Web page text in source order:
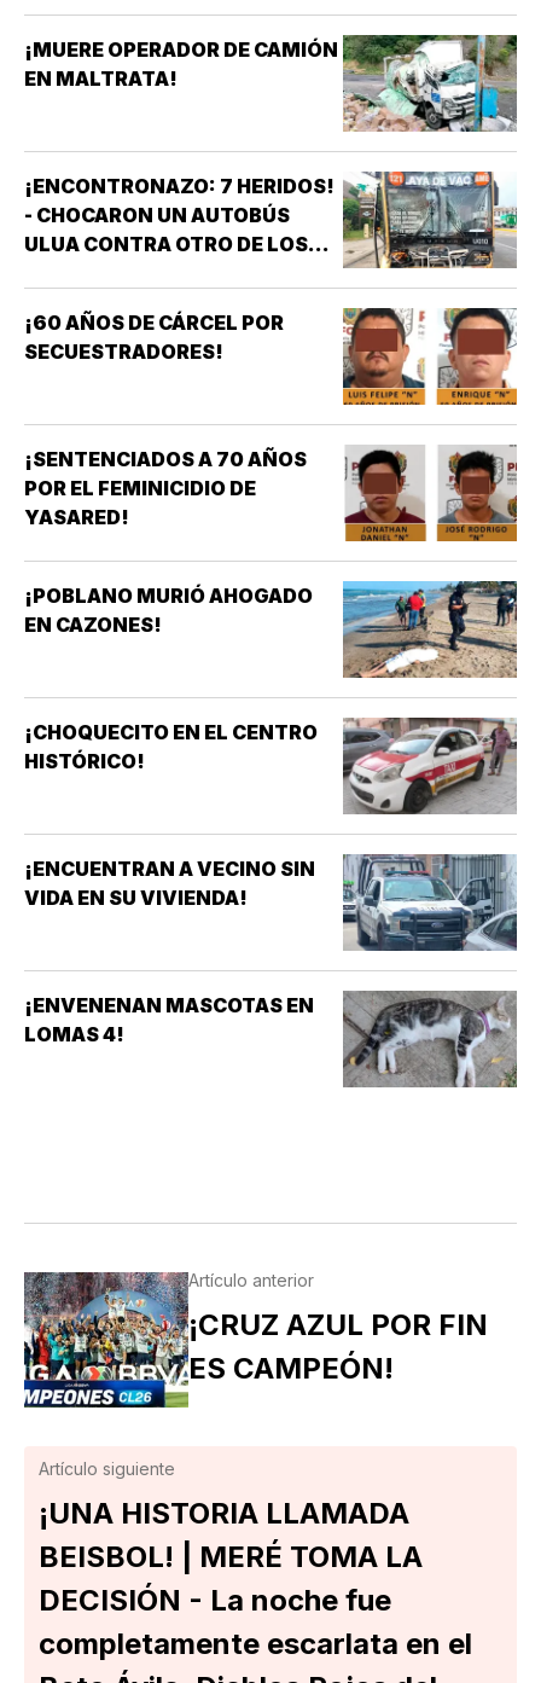
¡MUERE OPERADOR DE CAMIÓN
EN MALTRATA!
¡ENCONTRONAZO: 7 HERIDOS!
- CHOCARON UN AUTOBÚS
ULUA CONTRA OTRO DE LOS
¡60 AÑOS DE CÁRCEL POR
SECUESTRADORES!
¡SENTENCIADOS A 70 AÑOS
POR EL FEMINICIDIO DE
YASARED!
¡POBLANO MURIÓ AHOGADO
EN CAZONES!
¡CHOQUECITO EN EL CENTRO
HISTÓRICO!
¡ENCUENTRAN A VECINO SIN
VIDA EN SU VIVIENDA!
¡ENVENENAN MASCOTAS EN
LOMAS 4!
Artículo anterior
¡CRUZ AZUL POR FIN
ES CAMPEÓN!
Artículo siguiente
¡UNA HISTORIA LLAMADA
BEISBOL! | MERÉ TOMA LA
DECISIÓN - La noche fue
completamente escarlata en el